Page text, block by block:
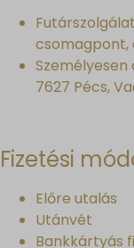
7627 Pécs,
Fizetési
Előre utalás
Utánvét
Bankkártyás